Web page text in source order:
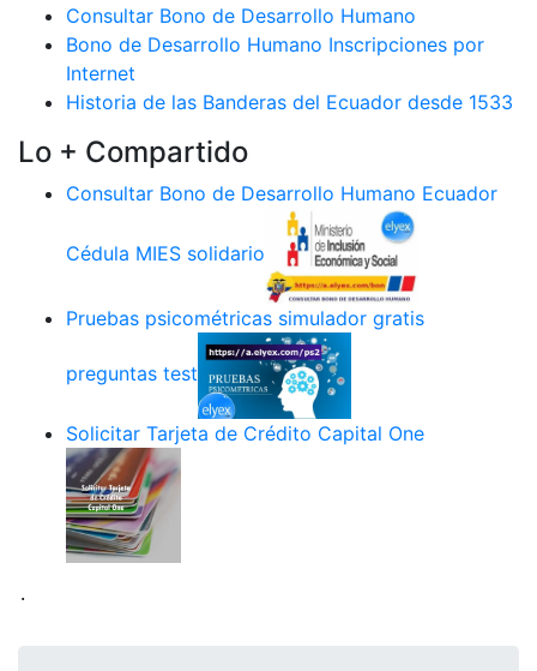
Consultar Bono de Desarrollo Humano
Bono de Desarrollo Humano Inscripciones por
Internet
Historia de las Banderas del Ecuador desde 1533
Lo + Compartido
Consultar Bono de Desarrollo Humano Ecuador
Cédula MIES solidario
Pruebas psicométricas simulador gratis
preguntas test
Solicitar Tarjeta de Crédito Capital One
.